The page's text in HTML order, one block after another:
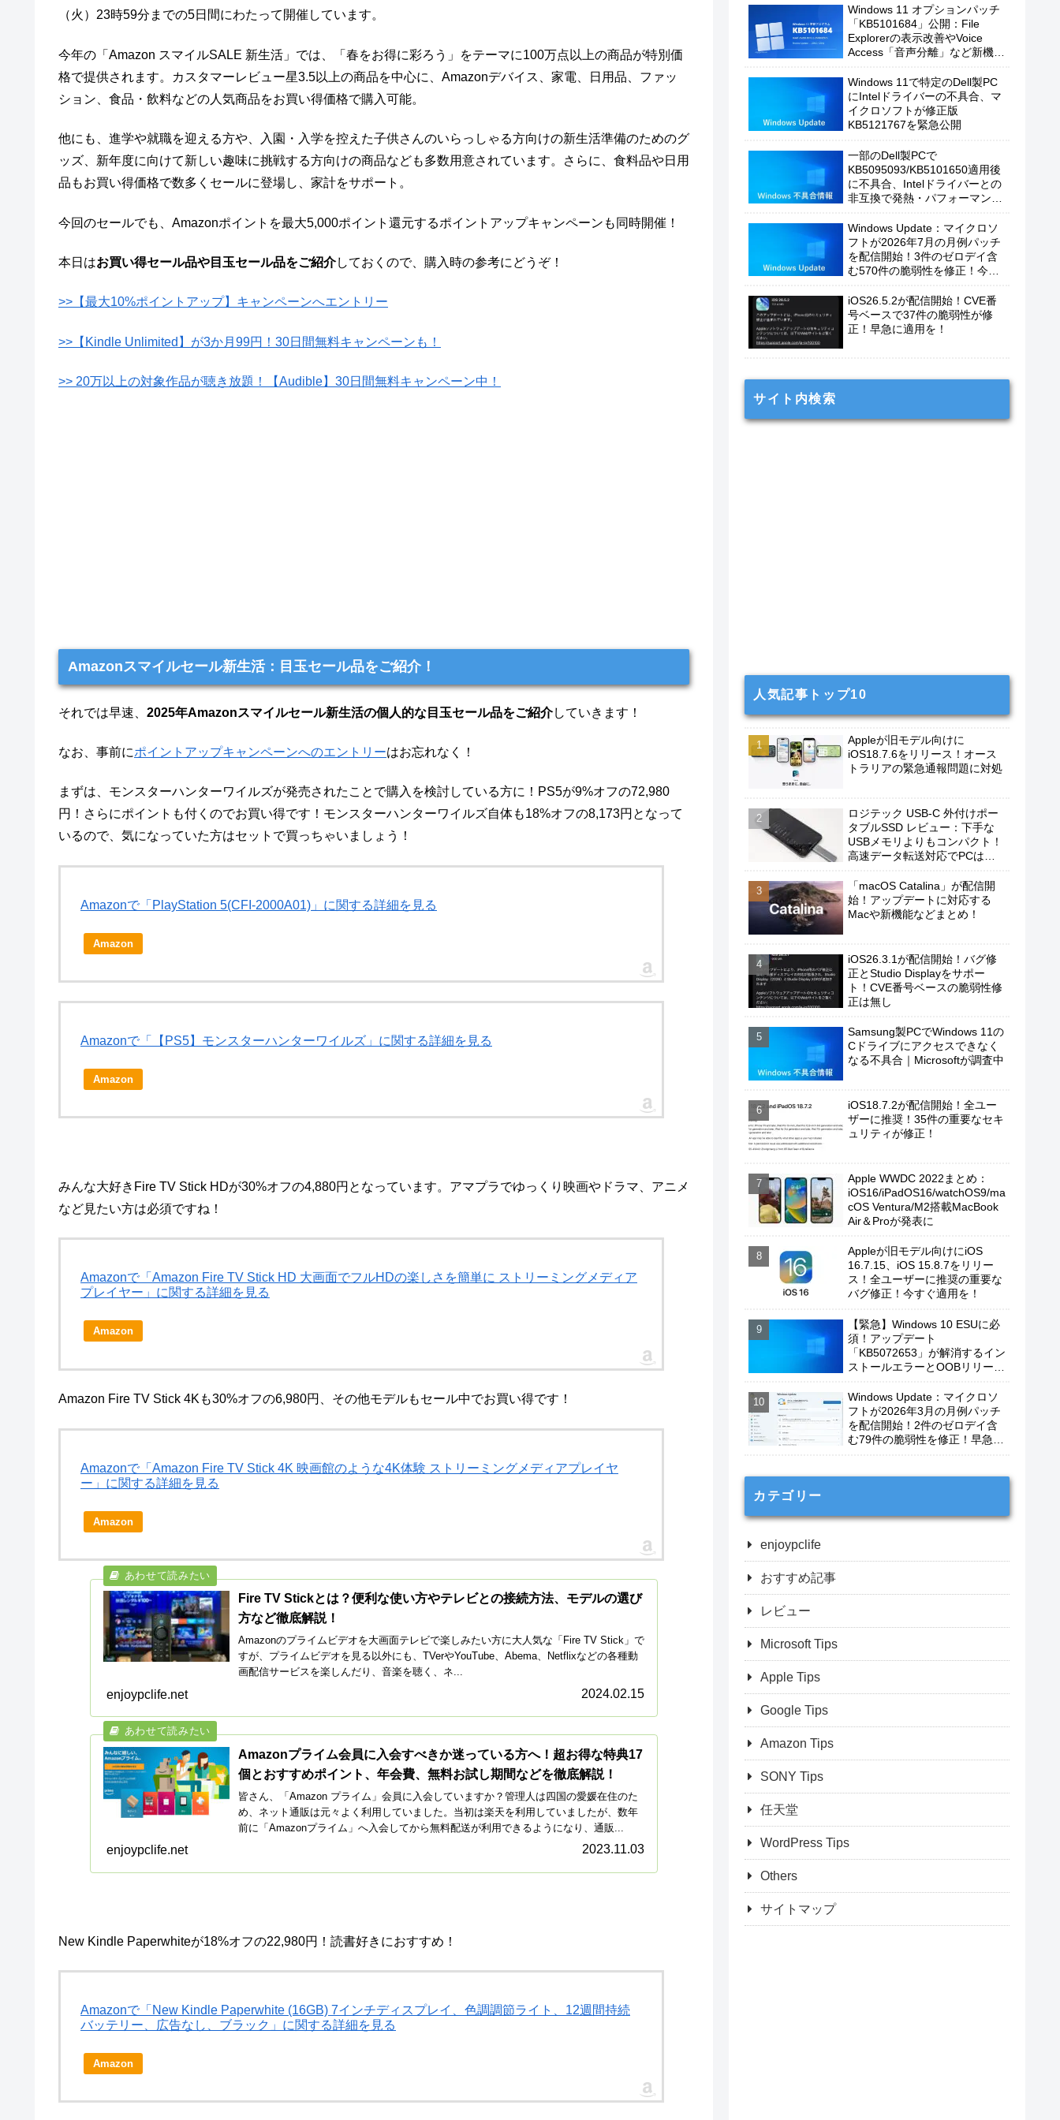
（火）23時59分までの5日間にわたって開催しています。
今年の「Amazon スマイルSALE 新生活」では、「春をお得に彩ろう」をテーマに100万点以上の商品が特別価
格で提供されます。カスタマーレビュー星3.5以上の商品を中心に、Amazonデバイス、家電、日用品、ファッ
ション、食品・飲料などの人気商品をお買い得価格で購入可能。
他にも、進学や就職を迎える方や、入園・入学を控えた子供さんのいらっしゃる方向けの新生活準備のためのグ
ッズ、新年度に向けて新しい趣味に挑戦する方向けの商品なども多数用意されています。さらに、食料品や日用
品もお買い得価格で数多くセールに登場し、家計をサポート。
今回のセールでも、Amazonポイントを最大5,000ポイント還元するポイントアップキャンペーンも同時開催！
本日はお買い得セール品や目玉セール品をご紹介しておくので、購入時の参考にどうぞ！
>>【最大10%ポイントアップ】キャンペーンへエントリー
>>【Kindle Unlimited】が3か月99円！30日間無料キャンペーンも！
>> 20万以上の対象作品が聴き放題！【Audible】30日間無料キャンペーン中！
Amazonスマイルセール新生活：目玉セール品をご紹介！
それでは早速、 2025年Amazonスマイルセール新生活の個人的な目玉セール品をご紹介していきます！
なお、事前にポイントアップキャンペーンへのエントリーはお忘れなく！
まずは、モンスターハンターワイルズが発売されたことで購入を検討している方に！PS5が9%オフの72,980
円！さらにポイントも付くのでお買い得です！モンスターハンターワイルズ自体も18%オフの8,173円となって
いるので、気になっていた方はセットで買っちゃいましょう！
Amazonで「PlayStation 5(CFI-2000A01)」に関する詳細を見る
Amazon
Amazonで「【PS5】モンスターハンターワイルズ」に関する詳細を見る
Amazon
みんな大好きFire TV Stick HDが30%オフの4,880円となっています。アマプラでゆっくり映画やドラマ、アニメ
など見たい方は必須ですね！
Amazonで「Amazon Fire TV Stick HD 大画面でフルHDの楽しさを簡単に ストリーミングメディア
プレイヤー」に関する詳細を見る
Amazon
Amazon Fire TV Stick 4Kも30%オフの6,980円、その他モデルもセール中でお買い得です！
Amazonで「Amazon Fire TV Stick 4K 映画館のような4K体験 ストリーミングメディアプレイヤ
ー」に関する詳細を見る
Amazon
Fire TV Stickとは？便利な使い方やテレビとの接続方法、モデルの選び
方など徹底解説！
Amazonのプライムビデオを大画面テレビで楽しみたい方に大人気な「Fire TV Stick」で
すが、プライムビデオを見る以外にも、TVerやYouTube、Abema、Netflixなどの各種動
画配信サービスを楽しんだり、音楽を聴く、ネ...
enjoypclife.net 2024.02.15
Amazonプライム会員に入会すべきか迷っている方へ！超お得な特典17
個とおすすめポイント、年会費、無料お試し期間などを徹底解説！
皆さん、「Amazon プライム」会員に入会していますか？管理人は四国の愛媛在住のた
め、ネット通販は元々よく利用していました。当初は楽天を利用していましたが、数年
前に「Amazonプライム」へ入会してから無料配送が利用できるようになり、通販...
enjoypclife.net 2023.11.03
New Kindle Paperwhiteが18%オフの22,980円！読書好きにおすすめ！
Amazonで「New Kindle Paperwhite (16GB) 7インチディスプレイ、色調調節ライト、12週間持続
バッテリー、広告なし、ブラック」に関する詳細を見る
Amazon
Windows 11 オプションパッチ
「KB5101684」公開：File
Explorerの表示改善やVoice
Access「音声分離」など新機能
Windows 11で特定のDell製PC
にIntelドライバーの不具合、マ
イクロソフトが修正版
KB5121767を緊急公開
一部のDell製PCで
KB5095093/KB5101650適用後
に不具合、Intelドライバーとの
非互換で発熱・パフォーマンス
Windows Update：マイクロソ
フトが2026年7月の月例パッチ
を配信開始！3件のゼロデイ含
む570件の脆弱性を修正！今す
iOS26.5.2が配信開始！CVE番
号ベースで37件の脆弱性が修
正！早急に適用を！
サイト内検索
人気記事トップ10
Appleが旧モデル向けに
iOS18.7.6をリリース！オース
トラリアの緊急通報問題に対処
ロジテック USB-C 外付けポー
タブルSSD レビュー：下手な
USBメモリよりもコンパクト！
高速データ転送対応でPCは勿
もおすすめ！
「macOS Catalina」が配信開
始！アップデートに対応する
Macや新機能などまとめ！
iOS26.3.1が配信開始！バグ修
正とStudio Displayをサポー
ト！CVE番号ベースの脆弱性修
正は無し
Samsung製PCでWindows 11の
Cドライブにアクセスできなく
なる不具合｜Microsoftが調査中
iOS18.7.2が配信開始！全ユー
ザーに推奨！35件の重要なセキ
ュリティが修正！
Apple WWDC 2022まとめ：
iOS16/iPadOS16/watchOS9/ma
cOS Ventura/M2搭載MacBook
Air＆Proが発表に
Appleが旧モデル向けにiOS
16.7.15、iOS 15.8.7をリリー
ス！全ユーザーに推奨の重要な
バグ修正！今すぐ適用を！
【緊急】Windows 10 ESUに必
須！アップデート
「KB5072653」が解消するイン
ストールエラーとOOBリリース
Windows Update：マイクロソ
フトが2026年3月の月例パッチ
を配信開始！2件のゼロデイ含
む79件の脆弱性を修正！早急に
カテゴリー
enjoypclife
おすすめ記事
レビュー
Microsoft Tips
Apple Tips
Google Tips
Amazon Tips
SONY Tips
任天堂
WordPress Tips
Others
サイトマップ